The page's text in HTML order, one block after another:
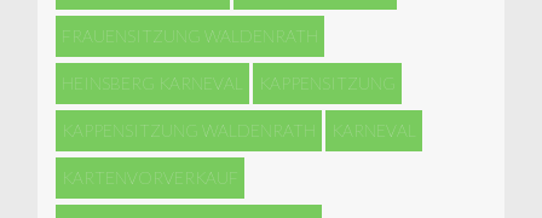
FRAUENSITZUNG WALDENRATH
HEINSBERG KARNEVAL KAPPENSITZUNG
KAPPENSITZUNG WALDENRATH KARNEVAL
KARTENVORVERKAUF